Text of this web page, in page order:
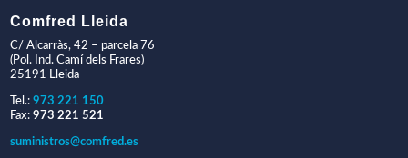
Comfred Lleida
C/ Alcarràs, 42 – parcela 76
(Pol. Ind. Camí dels Frares)
25191 Lleida
Tel.:973 221 150
Fax:973 221 521
suministros@comfred.es